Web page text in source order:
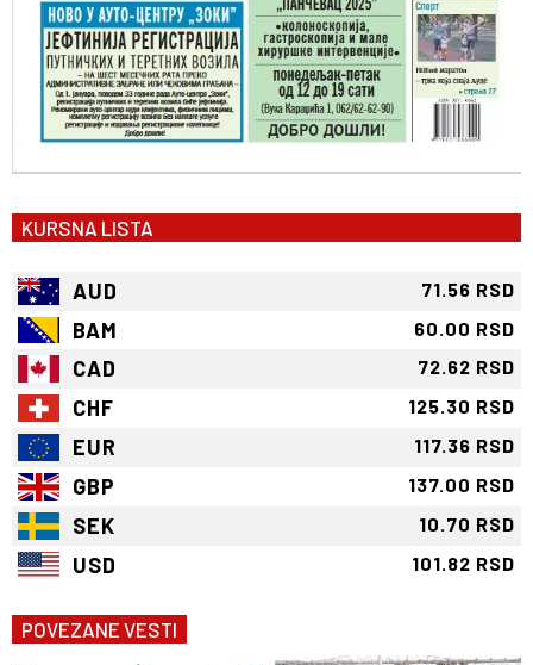
KURSNA LISTA
AUD 71.56 RSD
BAM 60.00 RSD
CAD 72.62 RSD
CHF 125.30 RSD
EUR 117.36 RSD
GBP 137.00 RSD
SEK 10.70 RSD
USD 101.82 RSD
POVEZANE VESTI